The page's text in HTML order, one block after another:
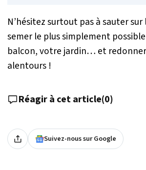
N’hésitez surtout pas à sauter
semer le plus simplement
balcon, votre jardin… et
alentours !
Réagir à cet article(0)
Suivez-nous sur Google